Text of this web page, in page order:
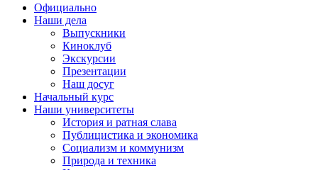
Официально
Наши дела
Выпускники
Киноклуб
Экскурсии
Презентации
Наш досуг
Начальный курс
Наши университеты
История и ратная слава
Публицистика и экономика
Социализм и коммунизм
Природа и техника